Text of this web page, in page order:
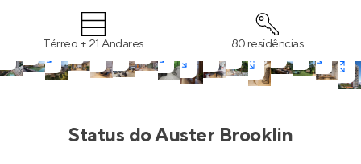
Térreo + 21 Andares 80 residências
Status doAuster Brooklin